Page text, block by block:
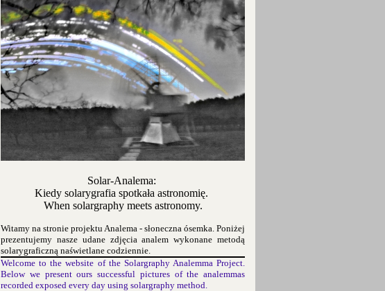
Solar-Analema:
Kiedy solarygrafia spotkała astronomię.
When solargraphy meets astronomy.
Witamy na stronie projektu Analema - słoneczna ósemka. Poniżej
prezentujemy nasze udane zdjęcia analem wykonane metodą
solarygraficzną naświetlane codziennie.
Welcome to the website of the Solargraphy Analemma Project.
Below we present ours successful pictures of the analemmas
recorded exposed every day using solargraphy method.